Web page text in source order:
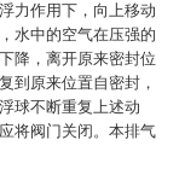
力作用下，向上移动
水中的空气在压强的
降，离开原来密封位
到原来位置自密封，
球不断重复上述动
将阀门关闭。本排气